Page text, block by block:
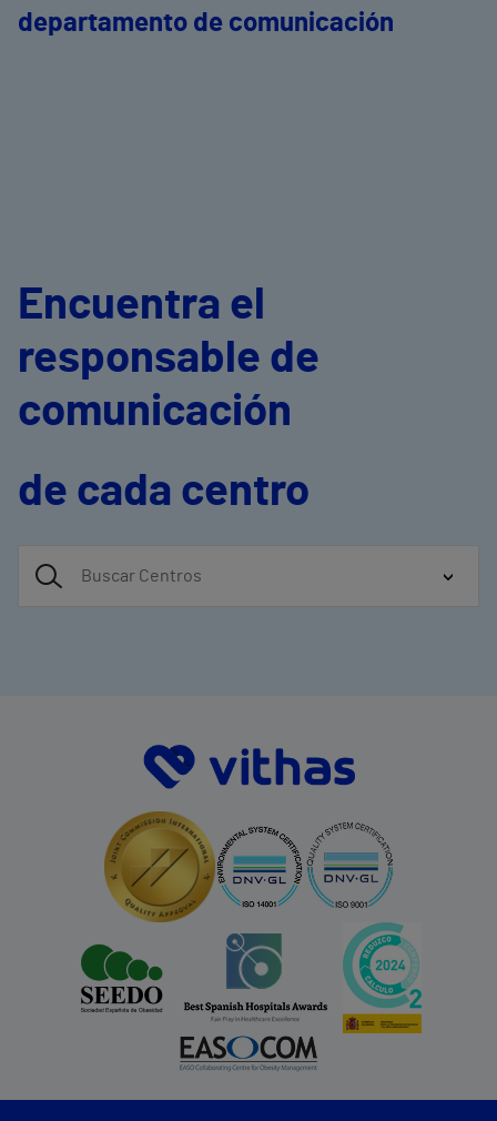
departamento de comunicación
Encuentra el
responsable de
comunicación
de cada centro